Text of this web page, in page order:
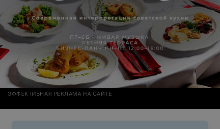
ЭФФЕКТИВНАЯ РЕКЛАМА НА САЙТЕ